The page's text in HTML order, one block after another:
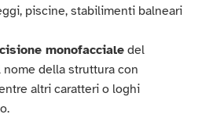
piscine, stabilimenti balneari
monofacciale del
della struttura con
altri caratteri o loghi